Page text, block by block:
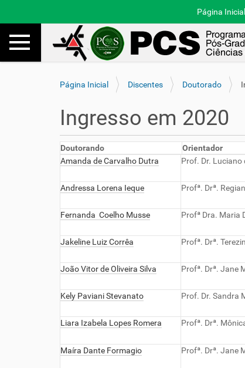
Página Inicial
Toggle navigation Busca
V
s
t
á
q
Página Inicial Discentes Doutorado
Ingresso em 2020
Doutorando
Orientador
Amanda de Carvalho Dutra
Prof. Dr. Luciano
Andressa Lorena Ieque Profª. Drª.
Fernanda Coelho Musse Profª Dra. Maria
Jakeline Luiz Corrêa Profª. Drª.
João Vitor de Oliveira Silva Profª. Drª. Jane
Kely Paviani Stevanato Prof. Dr. Sandra
Liara Izabela Lopes Romera Profª. Drª.
Maíra Dante Formagio Profª. Drª. Jane